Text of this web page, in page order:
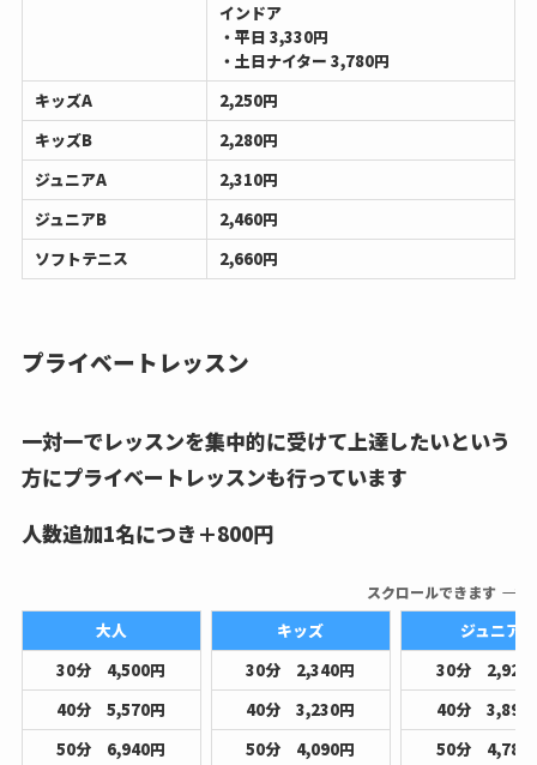
インドア
・平日 3,330円
・土日ナイター 3,780円
キッズA
2,250円
キッズB
2,280円
ジュニアA
2,310円
ジュニアB
2,460円
ソフトテニス
2,660円
プライベートレッスン
一対一でレッスンを集中的に受けて上達したいという
方にプライベートレッスンも行っています
人数追加1名につき＋800円
スクロールできます
大人
30分 4,500円
40分 5,570円
50分 6,940円
キッズ
30分 2,340円
40分 3,230円
50分 4,090円
ジュニア
30分 2,920
40分 3,890
50分 4,780